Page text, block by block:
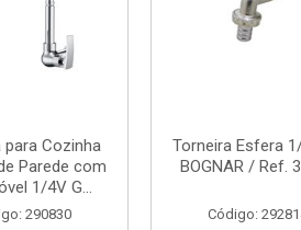
para Cozinha
Parede com
1/4V G...
290830
Torneira Esfera
BOGNAR / Ref.
Código: